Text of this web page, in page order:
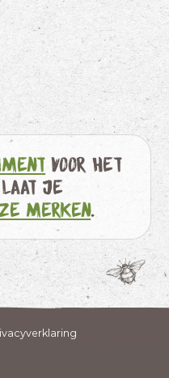
voor het
laat je
merken.